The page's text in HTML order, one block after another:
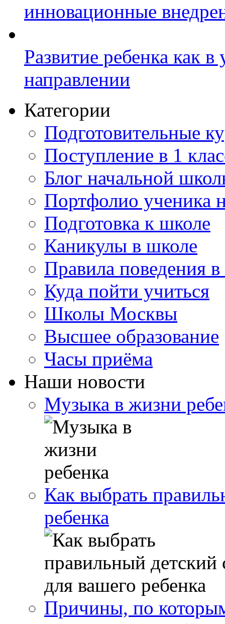
инновационные
Развитие ребенка как
направлении
Категории
Подготовительные
Поступление в 1
Блог начальной
Портфолио ученика
Подготовка к школе
Каникулы в школе
Правила поведения
Куда пойти учиться
Школы Москвы
Высшее образование
Часы приёма
Наши новости
Музыка в жизни
Как выбрать
ребенка
Причины, по